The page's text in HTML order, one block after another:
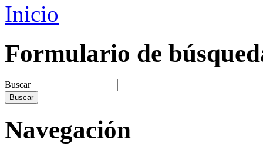
Inicio
Formulario de
Buscar
Navegación